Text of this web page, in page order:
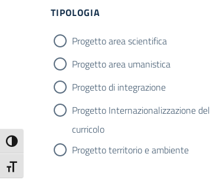
Attiva/disattiva alto contrasto
Attiva/disattiva dimensione testo
Filtri
TIPOLOGIA
Progetto area scientifica
Progetto area umanistica
Progetto di integrazione
Progetto Internazionalizzazione del
curricolo
Progetto territorio e ambiente